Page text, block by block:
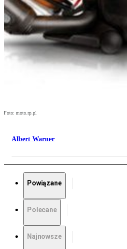
Foto: moto.rp.pl
Albert Warner
Powiązane
Polecane
Najnowsze